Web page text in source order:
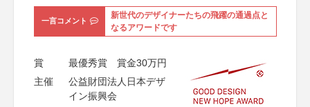
一言コメント
新世代のデザイナーたちの飛躍の通過点と
なるアワードです
賞
最優秀賞 賞金30万円
主催
公益財団法人日本デザ
イン振興会